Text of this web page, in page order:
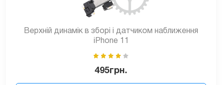
Верхній динамік в зборі і датчиком наближення
iPhone 11
495грн.